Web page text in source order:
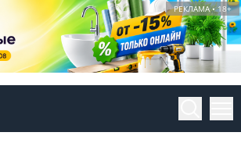
РЕКЛАМА • 18+